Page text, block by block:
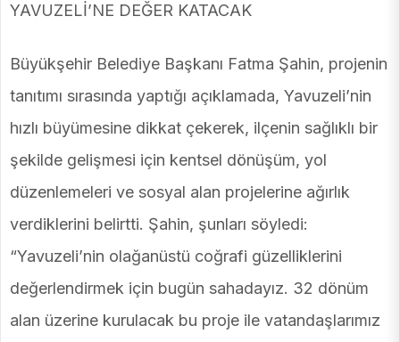
YAVUZELİ’NE DEĞER KATACAK
Büyükşehir Belediye Başkanı Fatma Şahin, projenin
tanıtımı sırasında yaptığı açıklamada, Yavuzeli’nin
hızlı büyümesine dikkat çekerek, ilçenin sağlıklı bir
şekilde gelişmesi için kentsel dönüşüm, yol
düzenlemeleri ve sosyal alan projelerine ağırlık
verdiklerini belirtti. Şahin, şunları söyledi:
“Yavuzeli’nin olağanüstü coğrafi güzelliklerini
değerlendirmek için bugün sahadayız. 32 dönüm
alan üzerine kurulacak bu proje ile vatandaşlarımız